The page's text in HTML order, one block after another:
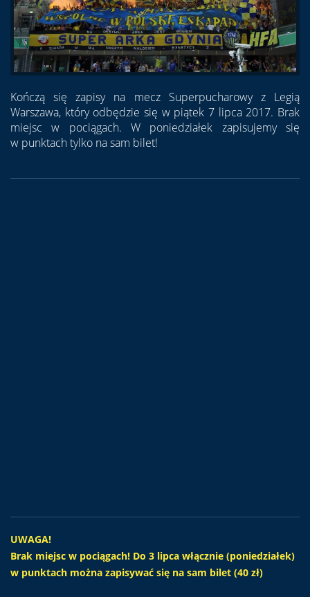
Kończą się zapisy na mecz Superpucharowy z Legią
Warszawa, który odbędzie się w piątek 7 lipca 2017. Brak
miejsc w pociągach. W poniedziałek zapisujemy się
w punktach tylko na sam bilet!
UWAGA!
Brak miejsc w pociągach! Do 3 lipca włącznie (poniedziałek)
w punktach można zapisywać się na sam bilet (40 zł)